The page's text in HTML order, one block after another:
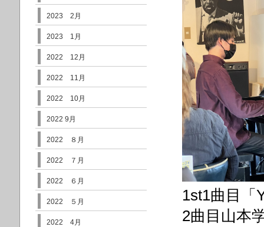
1st1曲目「
2曲目山本
2023 2月
2023 1月
2022 12月
2022 11月
2022 10月
2022 9月
2022 ８月
2022 ７月
2022 ６月
2022 ５月
2022 4月